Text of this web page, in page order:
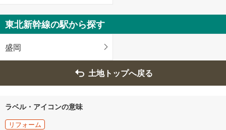
東北新幹線の駅から探す
盛岡
土地トップへ戻る
ラベル・アイコンの意味
リフォーム